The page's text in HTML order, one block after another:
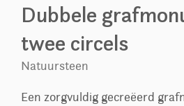
Dubbele
twee circels
Natuursteen
Een zorgvuldig gecreëerd